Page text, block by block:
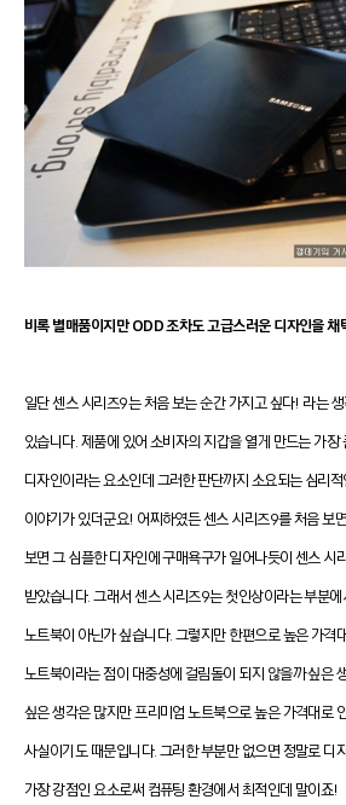
비록 별매품이지만 ODD 조차도 고급스러운 디자인을 채
일단 센스 시리즈9는 처음 보는 순간 가지고 싶다! 라는
있습니다. 제품에 있어 소비자의 지갑을 열게 만드는 가장
디자인이라는 요소인데 그러한 판단까지 소요되는 심리
이야기가 있더군요! 어찌하였든 센스 시리즈9를 처음 보
보면 그 심플한 디자인에 구매욕구가 일어나듯이 센스 시
받았습니다. 그래서 센스 시리즈9는 첫인상이라는 부분
노트북이 아닌가 싶습니다. 그렇지만 한편으로 높은 가격
노트북이라는 점이 대중성에 걸림돌이 되지 않을까 싶은
싶은 생각은 많지만 프리미엄 노트북으로 높은 가격대로
사실이기도 때문입니다. 그러한 부분만 없으면 정말로 디
가장 강점인 요소로써 컴퓨팅 환경에서 최적인데 말이죠!